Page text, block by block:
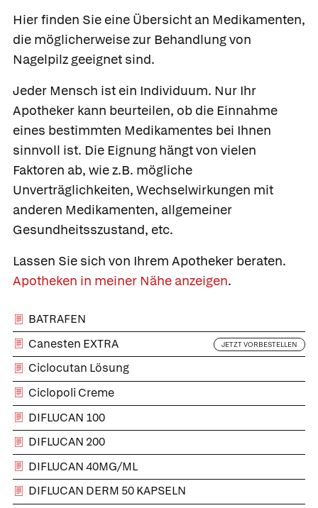
Hier finden Sie eine Übersicht an Medikamenten,
die möglicherweise zur Behandlung von
Nagelpilz geeignet sind.
Jeder Mensch ist ein Individuum. Nur Ihr
Apotheker kann beurteilen, ob die Einnahme
eines bestimmten Medikamentes bei Ihnen
sinnvoll ist. Die Eignung hängt von vielen
Faktoren ab, wie z.B. mögliche
Unverträglichkeiten, Wechselwirkungen mit
anderen Medikamenten, allgemeiner
Gesundheitsszustand, etc.
Lassen Sie sich von Ihrem Apotheker beraten.
Apotheken in meiner Nähe anzeigen.
BATRAFEN
Canesten EXTRA
JETZT VORBESTELLEN
Ciclocutan Lösung
Ciclopoli Creme
DIFLUCAN 100
DIFLUCAN 200
DIFLUCAN 40MG/ML
DIFLUCAN DERM 50 KAPSELN